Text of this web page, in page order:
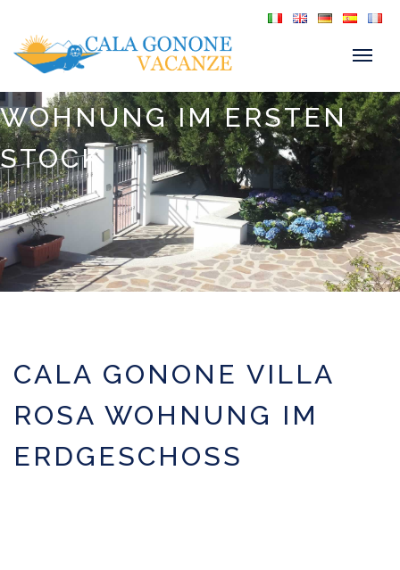
WOHNUNG IM ERSTEN
STOCK
CALA GONONE VILLA
ROSA WOHNUNG IM
ERDGESCHOSS